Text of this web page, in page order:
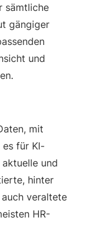
sämtliche
gängiger
und
mit
für KI-
und
hinter
veraltete
HR-